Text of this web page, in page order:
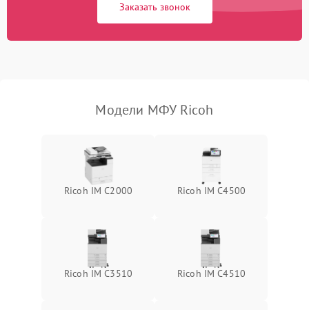
Заказать звонок
Модели МФУ Ricoh
Ricoh IM C2000 Ricoh IM C4500
Ricoh IM C3510 Ricoh IM C4510